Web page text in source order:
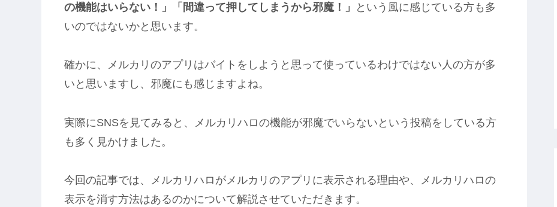
の機能はいらない！」「間違って押してしまうから邪魔！」
という風に感じている方も多
いのではないかと思います。
確かに、メルカリのアプリはバイトをしようと思って使っているわけではない人の方が多
いと思いますし、邪魔にも感じますよね。
実際にSNSを見てみると、メルカリハロの機能が邪魔でいらないという投稿をしている方
も多く見かけました。
今回の記事では、メルカリハロがメルカリのアプリに表示される理由や、メルカリハロの
表示を消す方法はあるのかについて解説させていただきます。